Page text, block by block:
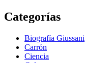
Categorías
Biografía Giussani
Carrón
Ciencia